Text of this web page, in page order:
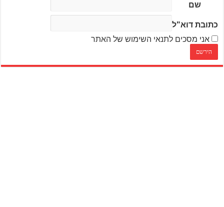
שם
כתובת דוא"ל
אני מסכים לתנאי השימוש של האתר